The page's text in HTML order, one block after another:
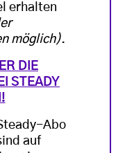
erhalten
möglich).
DIE
STEADY
Abo
auf